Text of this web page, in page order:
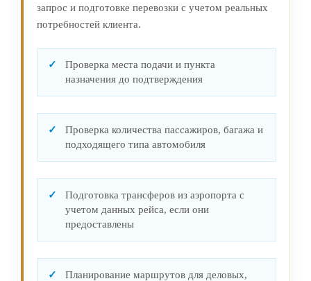
запрос и подготовке перевозки с учетом реальных
потребностей клиента.
Проверка места подачи и пункта
назначения до подтверждения
Проверка количества пассажиров, багажа и
подходящего типа автомобиля
Подготовка трансферов из аэропорта с
учетом данных рейса, если они
предоставлены
Планирование маршрутов для деловых,